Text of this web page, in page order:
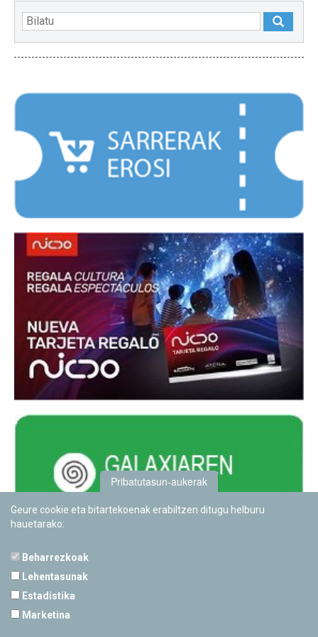
Pribatutasun-aukerak
Geure cookie eta bitartekoenak erabiltzen ditugu helburu
hauetarako:
Beharrezkoak
Lehentasunak
Estadistika
Marketina